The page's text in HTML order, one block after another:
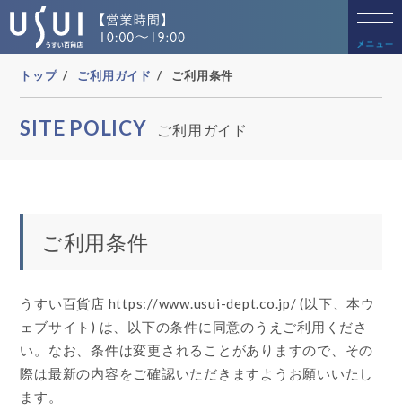
トップ ご利用ガイド ご利用条件
SITE POLICY ご利用ガイド
ご利用条件
うすい百貨店 https://www.usui-dept.co.jp/ (以下、本ウ
ェブサイト) は、以下の条件に同意のうえご利用くださ
い。なお、条件は変更されることがありますので、その
際は最新の内容をご確認いただきますようお願いいたし
ます。